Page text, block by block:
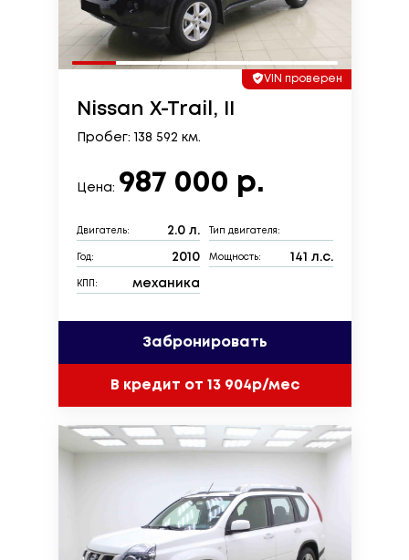
VIN проверен
Nissan X-Trail, II
Пробег: 138 592 км.
Цена: 987 000 р.
Двигатель: 2.0 л. Тип двигателя:
Год: 2010 Мощность: 141 л.с.
КПП: механика
Забронировать
В кредит от 13 904р/мес